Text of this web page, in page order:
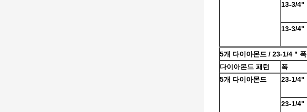
13-3/4"
13-3/4"
5개 다이아몬드 / 23-1/4 " 폭
다이아몬드 패턴
폭
5개 다이아몬드
23-1/4"
23-1/4"